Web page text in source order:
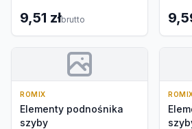
9,51 złbrutto
ROMIX
Elementy podnośnika
szyby